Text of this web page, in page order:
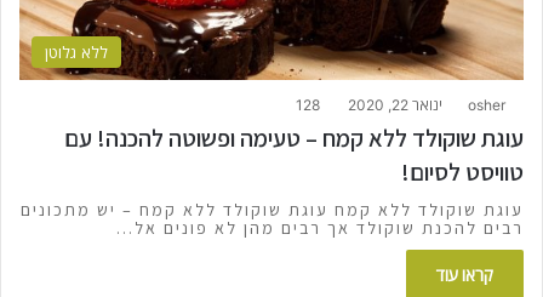
ללא גלוטן
osher ינואר 22, 2020 128
עוגת שוקולד ללא קמח – טעימה ופשוטה להכנה! עם
טוויסט לסיום!
עוגת שוקולד ללא קמח עוגת שוקולד ללא קמח – יש מתכונים
רבים להכנת שוקולד אך רבים מהן לא פונים אל…
קראו עוד